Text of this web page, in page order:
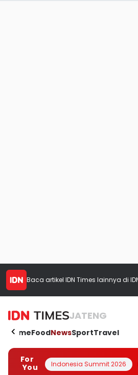
Baca artikel IDN Times lainnya di
JATENG
HomeFoodNewsSportTravel
For
You
Indonesia Summit 2026